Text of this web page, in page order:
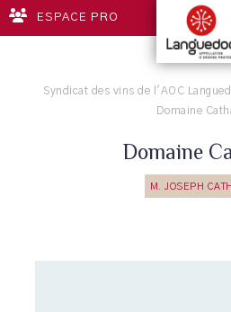
ESPACE PRO
Syndicat des vins de l'AOC
Domaine
Domaine
M. JOSEPH